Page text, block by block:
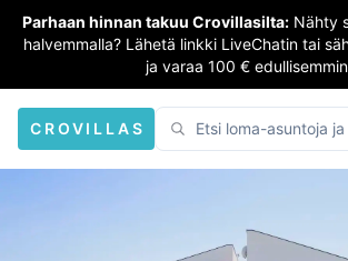
Parhaan hinnan takuu Crovillasilta: Nähty
halvemmalla? Lähetä linkki LiveChatin tai
ja varaa 100 €
CROVILLAS